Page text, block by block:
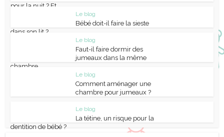
pour la nuit ? Et...
Le blog
Bébé doit-il faire la sieste
dans son lit ?
Le blog
Faut-il faire dormir des
jumeaux dans la même
chambre...
Le blog
Comment aménager une
chambre pour jumeaux ?
Le blog
La tétine, un risque pour la
dentition de bébé ?